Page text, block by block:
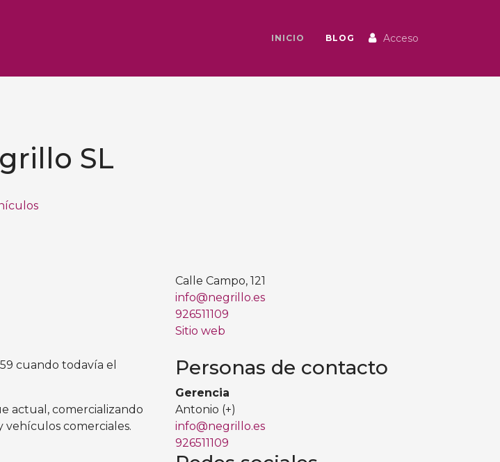
Acceso
INICIO BLOG
SL
cuando todavía el
actual, comercializando
vehículos comerciales.
Calle Campo, 121
info@negrillo.es
926511109
Sitio web
Personas de contacto
Gerencia
Antonio (+)
info@negrillo.es
926511109